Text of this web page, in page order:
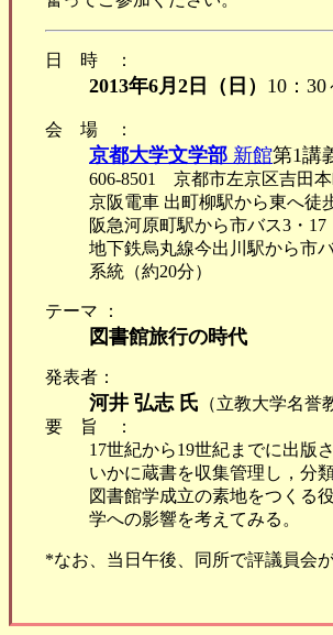
日時：
2013年6月2日（日） 10：30
会場：
京都大学文学部 新館第1講
606-8501 京都市左京区吉田
京阪電車 出町柳駅から東へ徒
阪急河原町駅から市バス3・17
地下鉄烏丸線今出川駅から市
系統（約20分）
テーマ ：
図書館旅行の時代
発表者：
河井 弘志 氏 （立教大学名誉
要旨：
17世紀から19世紀までに出版
いかに蔵書を収集管理し，分
図書館学成立の素地をつくる
学への影響を考えてみる。
*なお、当日午後、同所で評議員会